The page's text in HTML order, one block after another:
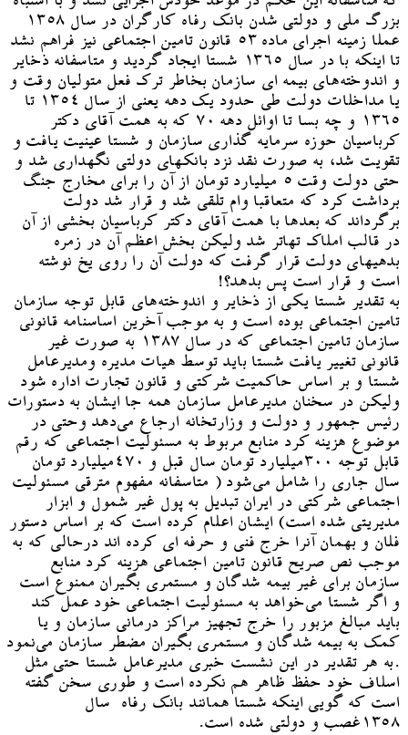
بزرگ ملی و دولتی شدن بانک رفاه کارگران در سال ۱۳۵۸
عملا زمینه اجرای ماده ۵۳ قانون تامین اجتماعی نیز فراهم نشد
تا اینکه با در سال ۱۳۶۵ شستا ایجاد گردید و متاسفانه ذخایر
و اندوخته‌های بیمه ای سازمان بخاطر ترک فعل متولیان وقت و
یا مداخلات دولت طی حدود یک دهه یعنی از سال ۱۳۵۴ تا
۱۳۶۵ و چه بسا تا اوائل دهه ۷۰ که به همت آقای دکتر
کرباسیان حوزه سرمایه گذاری سازمان و شستا عینیت یافت و
تقویت شد، به صورت نقد نزد بانکهای دولتی نگهداری شد و
حتی دولت وقت ۵ میلیارد تومان از آن را برای مخارج جنگ
برداشت کرد که متعاقبا وام تلقی شد و قرار شد دولت
برگرداند که بعدها با همت آقای دکتر کرباسیان بخشی از آن
در قالب املاک تهاتر شد ولیکن بخش اعظم آن در زمره
بدهیهای دولت قرار گرفت که دولت آن را روی یخ نوشته
است و قرار است پس بدهد؟!
به تقدیر شستا یکی از ذخایر و اندوخته‌های قابل توجه سازمان
تامین اجتماعی بوده است و به موجب آخرین اساسنامه قانونی
سازمان تامین اجتماعی که در سال ۱۳۸۷ به صورت غیر
قانونی تغییر یافت شستا باید توسط هیات مدیره ومدیرعامل
شستا و بر اساس حاکمیت شرکتی و قانون تجارت اداره شود
ولیکن در سخنان مدیرعامل سازمان همه جا ایشان به دستورات
رئیس جمهور و دولت و وزارتخانه ارجاع می‌دهد وحتی در
موضوع هزینه کرد منابع مربوط به مسئولیت اجتماعی که رقم
قابل توجه ۳۰۰میلیارد تومان سال قبل و ۴۷۰میلیارد تومان
سال جاری را شامل می‌شود ( متاسفانه مفهوم مترقی مسئولیت
اجتماعی شرکتی در ایران تبدیل به پول غیر شمول و ابزار
مدیریتی شده است) ایشان اعلام کرده است که بر اساس دستور
فلان و بهمان آنرا خرج فنی و حرفه ای کرده اند درحالی که به
موجب نص صریح قانون تامین اجتماعی هزینه کرد منابع
سازمان برای غیر بیمه شدگان و مستمری بگیران ممنوع است
و اگر شستا می‌خواهد به مسئولیت اجتماعی خود عمل کند
باید مبالغ مزبور را خرج تجهیز مراکز درمانی سازمان و یا
کمک به بیمه شدگان و مستمری بگیران مضطر سازمان می‌نمود
.به هر تقدیر در این نشست خبری مدیرعامل شستا حتی مثل
اسلاف خود حفظ ظاهر هم نکرده است و طوری سخن گفته
است که گویی اینکه شستا همانند بانک رفاه سال
۱۳۵۸غصب و دولتی شده است.